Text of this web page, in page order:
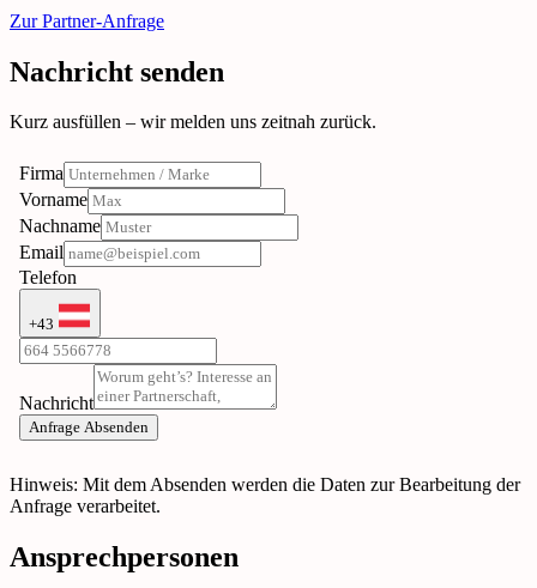
Zur Partner-Anfrage
Nachricht senden
Kurz ausfüllen – wir melden uns zeitnah zurück.
Hinweis: Mit dem Absenden werden die Daten zur Bearbeitung der
Anfrage verarbeitet.
Ansprechpersonen